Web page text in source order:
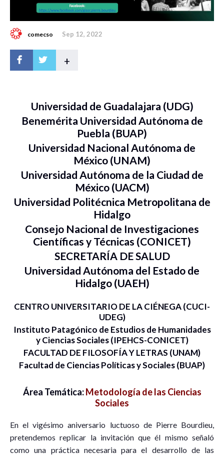
comecso Sep 12, 2022
+
Universidad de Guadalajara (UDG)
Benemérita Universidad Autónoma de
Puebla (BUAP)
Universidad Nacional Autónoma de
México (UNAM)
Universidad Autónoma de la Ciudad de
México (UACM)
Universidad Politécnica Metropolitana de
Hidalgo
Consejo Nacional de Investigaciones
Científicas y Técnicas (CONICET)
SECRETARÍA DE SALUD
Universidad Autónoma del Estado de
Hidalgo (UAEH)
CENTRO UNIVERSITARIO DE LA CIÉNEGA (CUCI-
UDEG)
Instituto Patagónico de Estudios de Humanidades
y Ciencias Sociales (IPEHCS-CONICET)
FACULTAD DE FILOSOFÍA Y LETRAS (UNAM)
Facultad de Ciencias Políticas y Sociales (BUAP)
Área Temática:Metodología de las Ciencias
Sociales
En el vigésimo aniversario luctuoso de Pierre Bourdieu,
pretendemos replicar la invitación que él mismo señaló
como una práctica necesaria para el desarrollo de las